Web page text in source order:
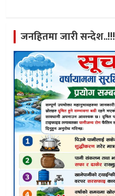
जनहितमा जारी सन्देश..!!!